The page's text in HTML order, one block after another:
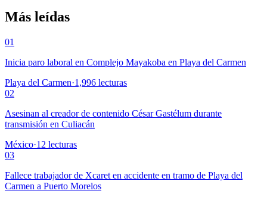
Más leídas
01
Inicia paro laboral en Complejo Mayakoba en Playa del Carmen
Playa del Carmen·1,996 lecturas
02
Asesinan al creador de contenido César Gastélum durante
transmisión en Culiacán
México·12 lecturas
03
Fallece trabajador de Xcaret en accidente en tramo de Playa del
Carmen a Puerto Morelos